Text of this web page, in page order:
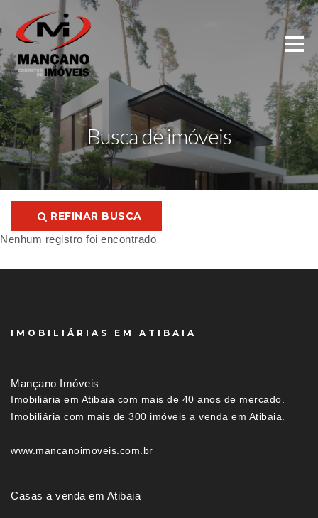
Busca de imóveis
REFINAR BUSCA
Nenhum registro foi encontrado
IMOBILIÁRIAS EM ATIBAIA
Mançano Imóveis
Imobiliária em Atibaia com mais de 40 anos de mercado.
Imobiliária com mais de 300 imóveis a venda em Atibaia.
www.mancanoimoveis.com.br
Casas a venda em Atibaia